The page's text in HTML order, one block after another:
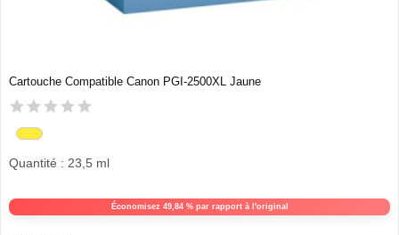
Cartouche Compatible Canon PGI-2500XL Jaune
Économisez 49,84 % par rapport à l'original
Quantité : 23,5 ml